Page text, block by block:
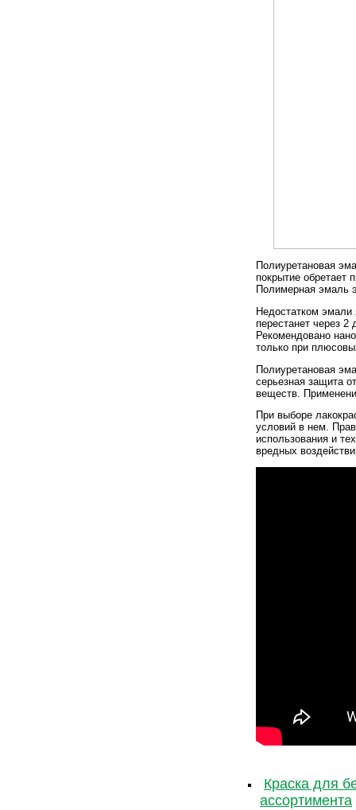
Полиуретановая
покрытие обретает
Полимерная эмаль
Недостатком эмали
перестанет через 2
Рекомендовано
только при
Полиуретановая
серьезная защита
веществ.
При выборе
условий в нем.
использования и
вредных
Краска для
ассортимента